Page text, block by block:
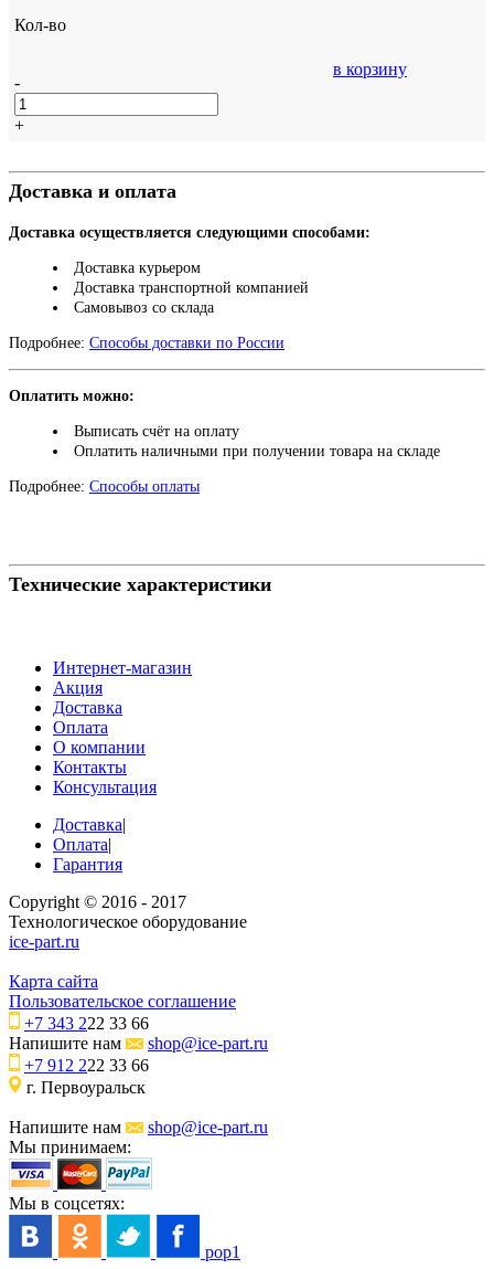
Кол-во
-
+
в корзину
Доставка и оплата
Доставка осуществляется следующими способами:
Доставка курьером
Доставка транспортной компанией
Самовывоз со склада
Подробнее: Способы доставки по России
Оплатить можно:
Выписать счёт на оплату
Оплатить наличными при получении товара на складе
Подробнее: Способы оплаты
Технические характеристики
Интернет-магазин
Акция
Доставка
Оплата
О компании
Контакты
Консультация
Доставка|
Оплата|
Гарантия
Copyright © 2016 - 2017
Технологическое оборудование
ice-part.ru
Карта сайта
Пользовательское соглашение
+7 343 222 33 66
Напишите нам
shop@ice-part.ru
+7 912 222 33 66
г. Первоуральск
Напишите нам
shop@ice-part.ru
Мы принимаем:
Мы в соцсетях:
pop1